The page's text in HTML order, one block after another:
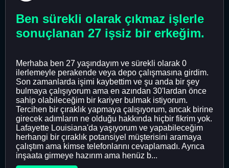
Ben sürekli olarak çıkmaz işlerle
sonuçlanan 27 işsiz bir erkeğim.
Merhaba ben 27 yaşındayım ve sürekli olarak 0
ilerlemeyle perakende veya depo çalışmasına girdim.
Son zamanlarda işimi kaybettim ve şu anda bir şey
bulmaya çalışıyorum ama en azından 30'lardan önce
sahip olabileceğim bir kariyer bulmak istiyorum.
Tercihen bir çıraklık yapmaya çalışıyorum, ancak birine
girecek adımların ne olduğu hakkında hiçbir fikrim yok.
Lafayette Louisiana'da yaşıyorum ve yapabileceğim
herhangi bir çıraklık potansiyel müşterisini aramaya
çalıştım ama kimse telefonlarını cevaplamadı. Ayrıca
inşaata girmeye hazırım ama henüz b...